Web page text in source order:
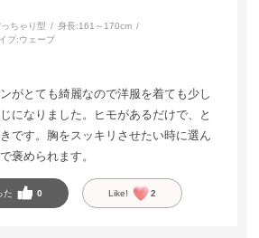
ちゃり型 身長:161～170cm
プ:ウェーブ
がとても綺麗なので洋服を着ても少し
になりました。ヒモがあるだけで、と
です。胸をスッキリさせたい時に選ん
褒められます。
た 0 Like! 2